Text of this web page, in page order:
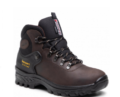
Le
opzioni
possono